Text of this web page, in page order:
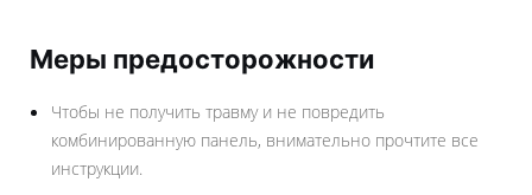
Меры предосторожности
Чтобы не получить травму и не повредить
комбинированную панель, внимательно прочтите все
инструкции.